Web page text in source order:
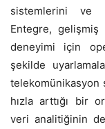
sistemlerini ve
Entegre,
deneyimi için
şekilde
telekomünikasyon
hızla arttığı bir
veri analitiğinin